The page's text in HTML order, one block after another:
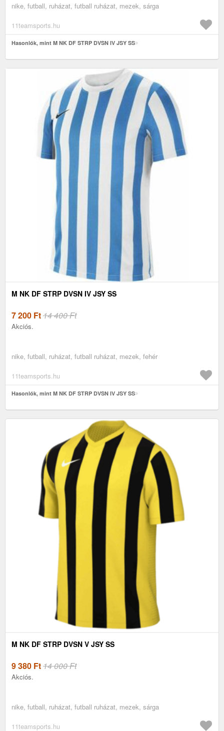
nike, futball, ruházat, futball ruházat, mezek, sárga
11teamsports.hu
Hasonlók, mint M NK DF STRP DVSN IV JSY SS
M NK DF STRP DVSN IV JSY SS
7 200 Ft14 400 Ft
Akciós.
nike, futball, ruházat, futball ruházat, mezek, fehér
11teamsports.hu
Hasonlók, mint M NK DF STRP DVSN IV JSY SS
M NK DF STRP DVSN V JSY SS
9 380 Ft14 000 Ft
Akciós.
nike, futball, ruházat, futball ruházat, mezek, sárga
11teamsports.hu